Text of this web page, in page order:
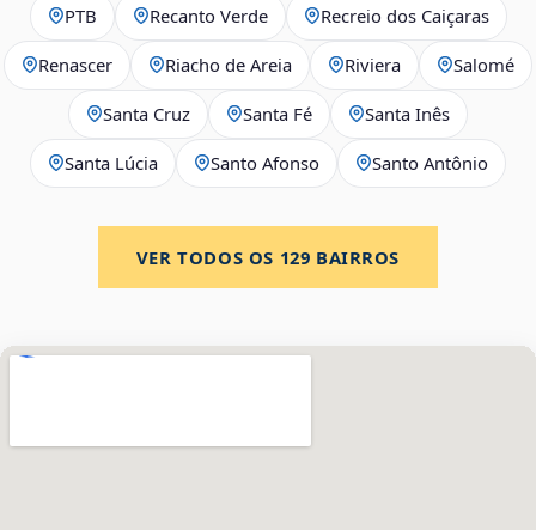
PTB Recanto Verde Recreio dos Caiçaras
Renascer Riacho de Areia Riviera Salomé
Santa Cruz Santa Fé Santa Inês
Santa Lúcia Santo Afonso Santo Antônio
VER TODOS OS 129 BAIRROS